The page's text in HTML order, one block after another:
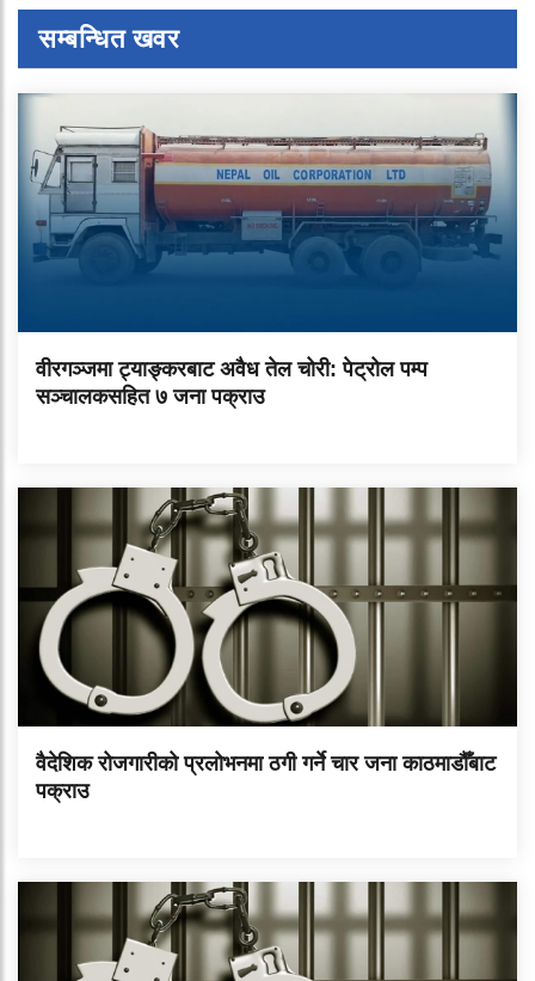
सम्बन्धित खवर
वीरगञ्जमा ट्याङ्करबाट अवैध तेल चोरी: पेट्रोल पम्प
सञ्चालकसहित ७ जना पक्राउ
वैदेशिक रोजगारीको प्रलोभनमा ठगी गर्ने चार जना काठमाडौँबाट
पक्राउ